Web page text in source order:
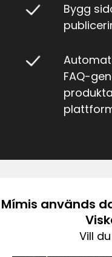
Bygg
FAQ-
Mímis används
Vill